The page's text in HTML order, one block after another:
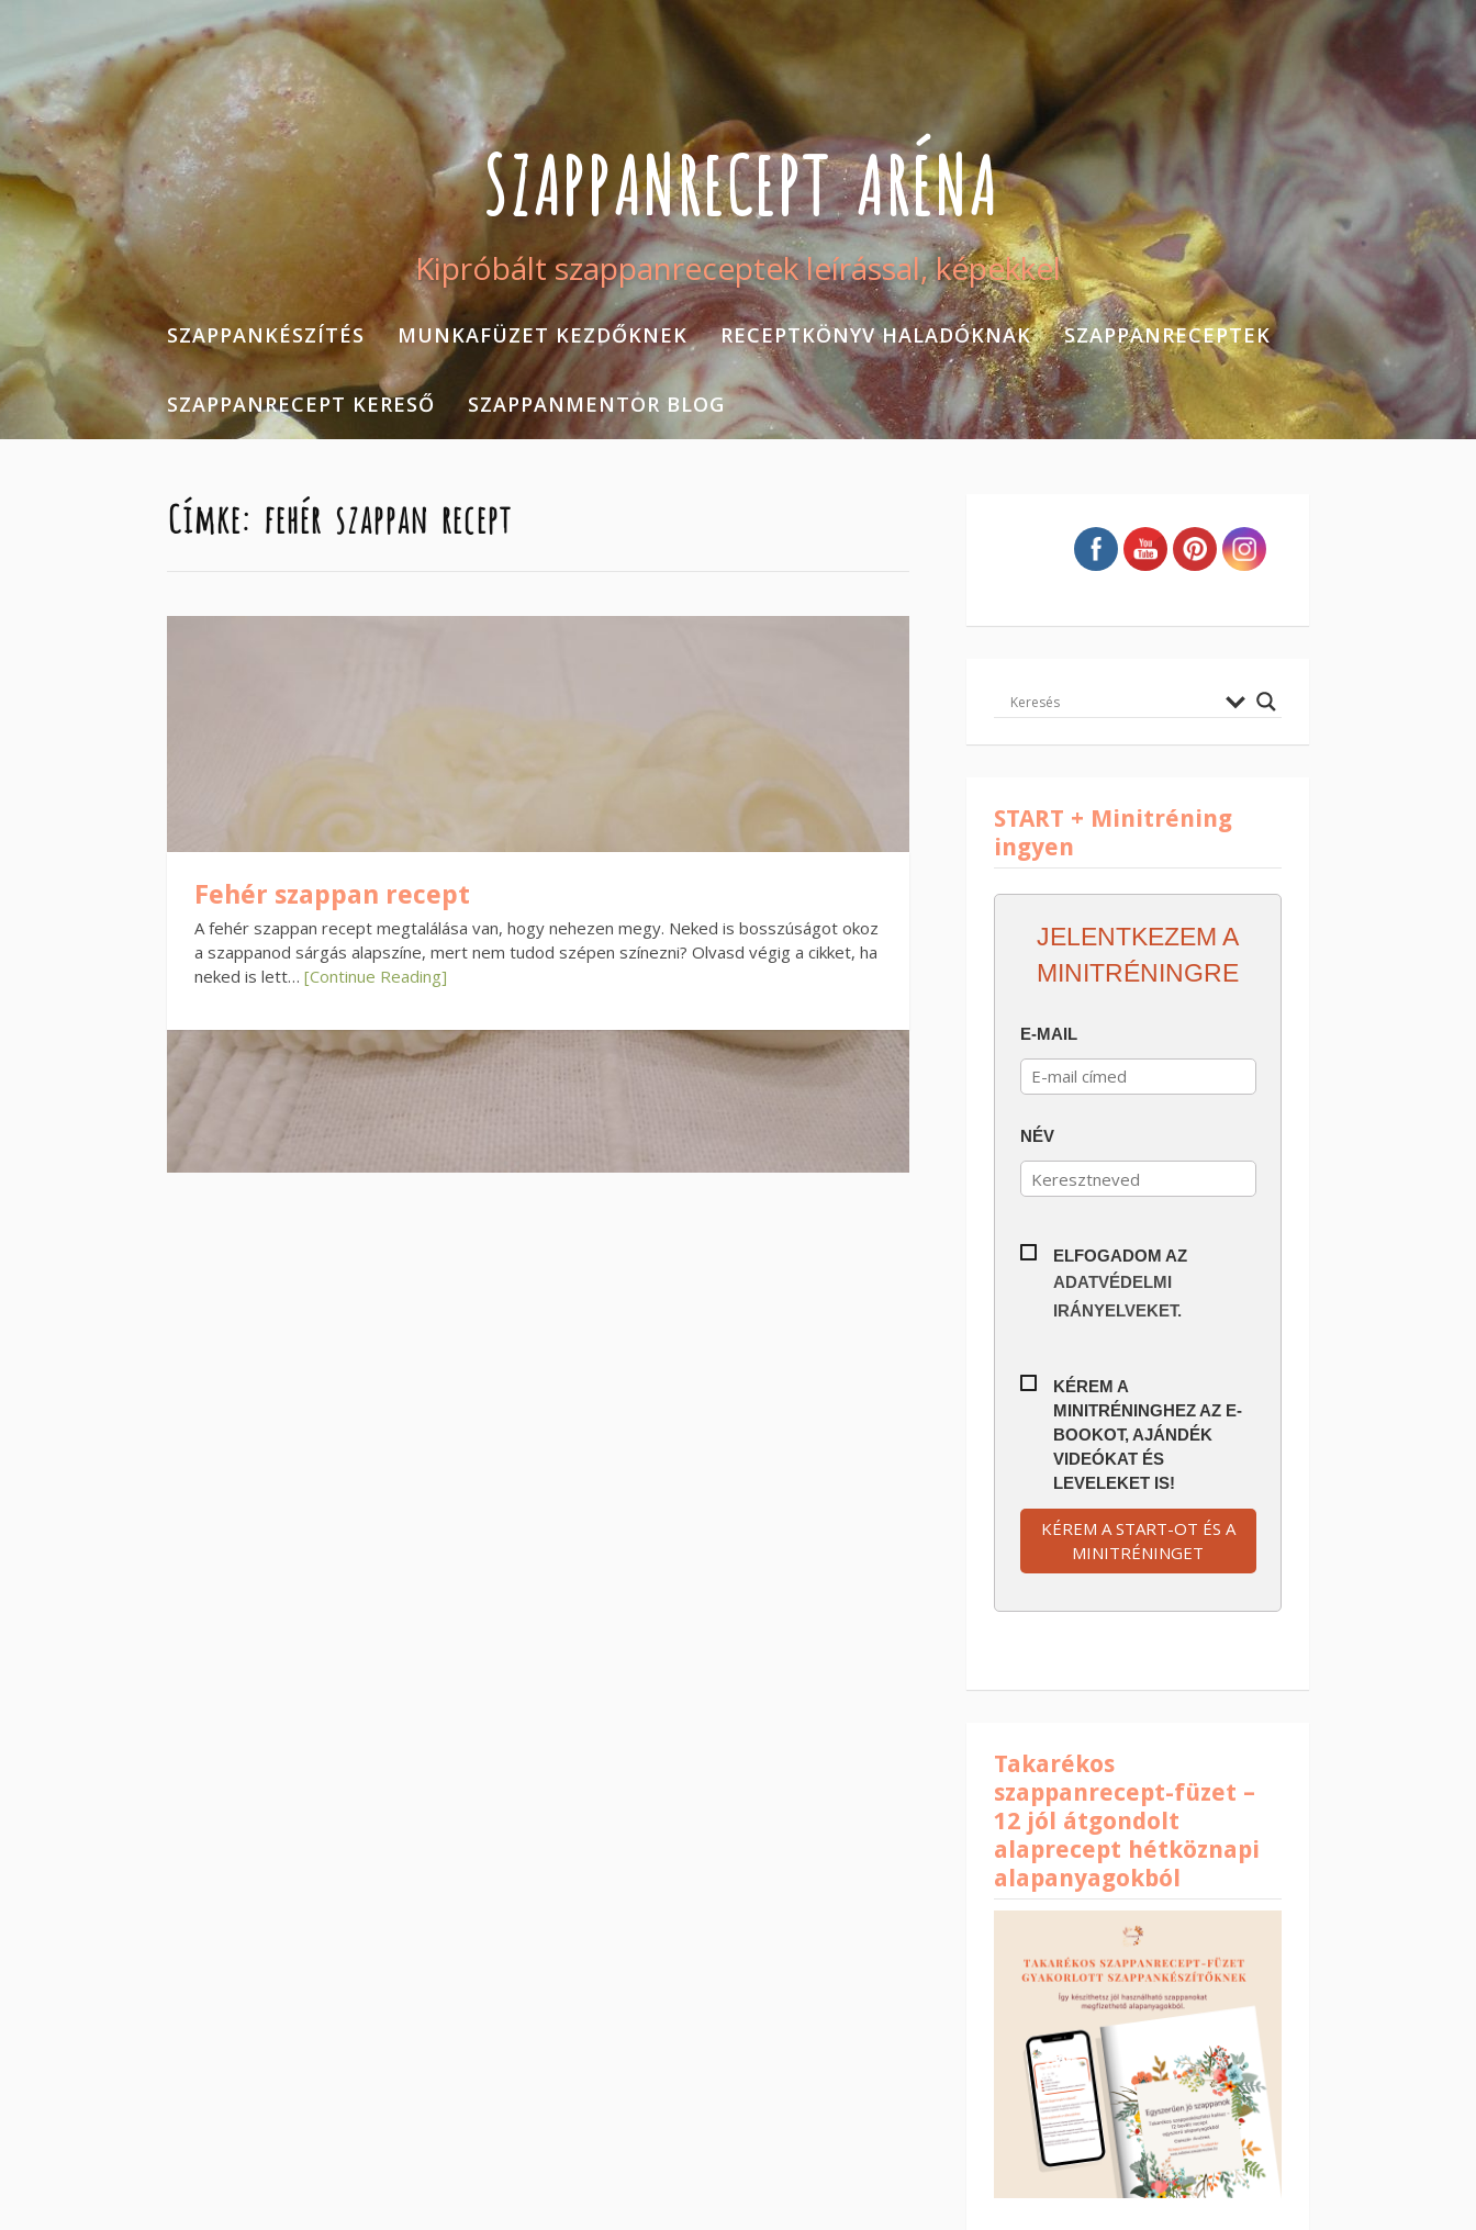
SZAPPANRECEPT ARÉNA
Kipróbált szappanreceptek leírással, képekkel
SZAPPANKÉSZÍTÉS MUNKAFÜZET KEZDŐKNEK RECEPTKÖNYV HALADÓKNAK SZAPPANRECEPTEK
SZAPPANRECEPT KERESŐ SZAPPANMENTOR BLOG
Címke: fehér szappan recept
Fehér szappan recept
A fehér szappan recept megtalálása van, hogy nehezen megy. Neked is bosszúságot okoz
a szappanod sárgás alapszíne, mert nem tudod szépen színezni? Olvasd végig a cikket, ha
neked is lett… [Continue Reading]
START + Minitréning
ingyen
JELENTKEZEM A
MINITRÉNINGRE
E-MAIL
NÉV
ELFOGADOM AZ
ADATVÉDELMI
IRÁNYELVEKET.
KÉREM A
MINITRÉNINGHEZ AZ E-
BOOKOT, AJÁNDÉK
VIDEÓKAT ÉS
LEVELEKET IS!
KÉREM A START-OT ÉS A
MINITRÉNINGET
Takarékos
szappanrecept-füzet –
12 jól átgondolt
alaprecept hétköznapi
alapanyagokból